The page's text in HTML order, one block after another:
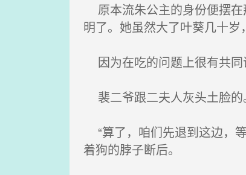
原本流朱公主的身份便摆在
明了。她虽然大了叶葵几十岁
因为在吃的问题上很有共
裴二爷跟二夫人灰头土脸的
“算了，咱们先退到这边，
着狗的脖子断后。